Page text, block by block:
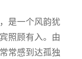
是一个风韵犹
照顾有入。由
常感到达孤独